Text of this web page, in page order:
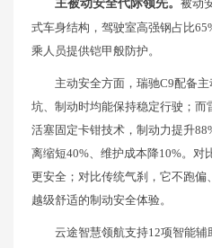
主被动安全代际领先。 被动
式车身结构，驾驶室高强钢占比
乘人员提供铠甲般防护。
主动安全方面，瑞驰C9配备
坑、制动时均能保持稳定行驶；而
活塞固定卡钳技术，制动力提升
离缩短40%、维护成本降10%。对
更安全；对比传统气刹，它不跑
越级舒适的制动安全体验。
云途智慧领航支持12项智能